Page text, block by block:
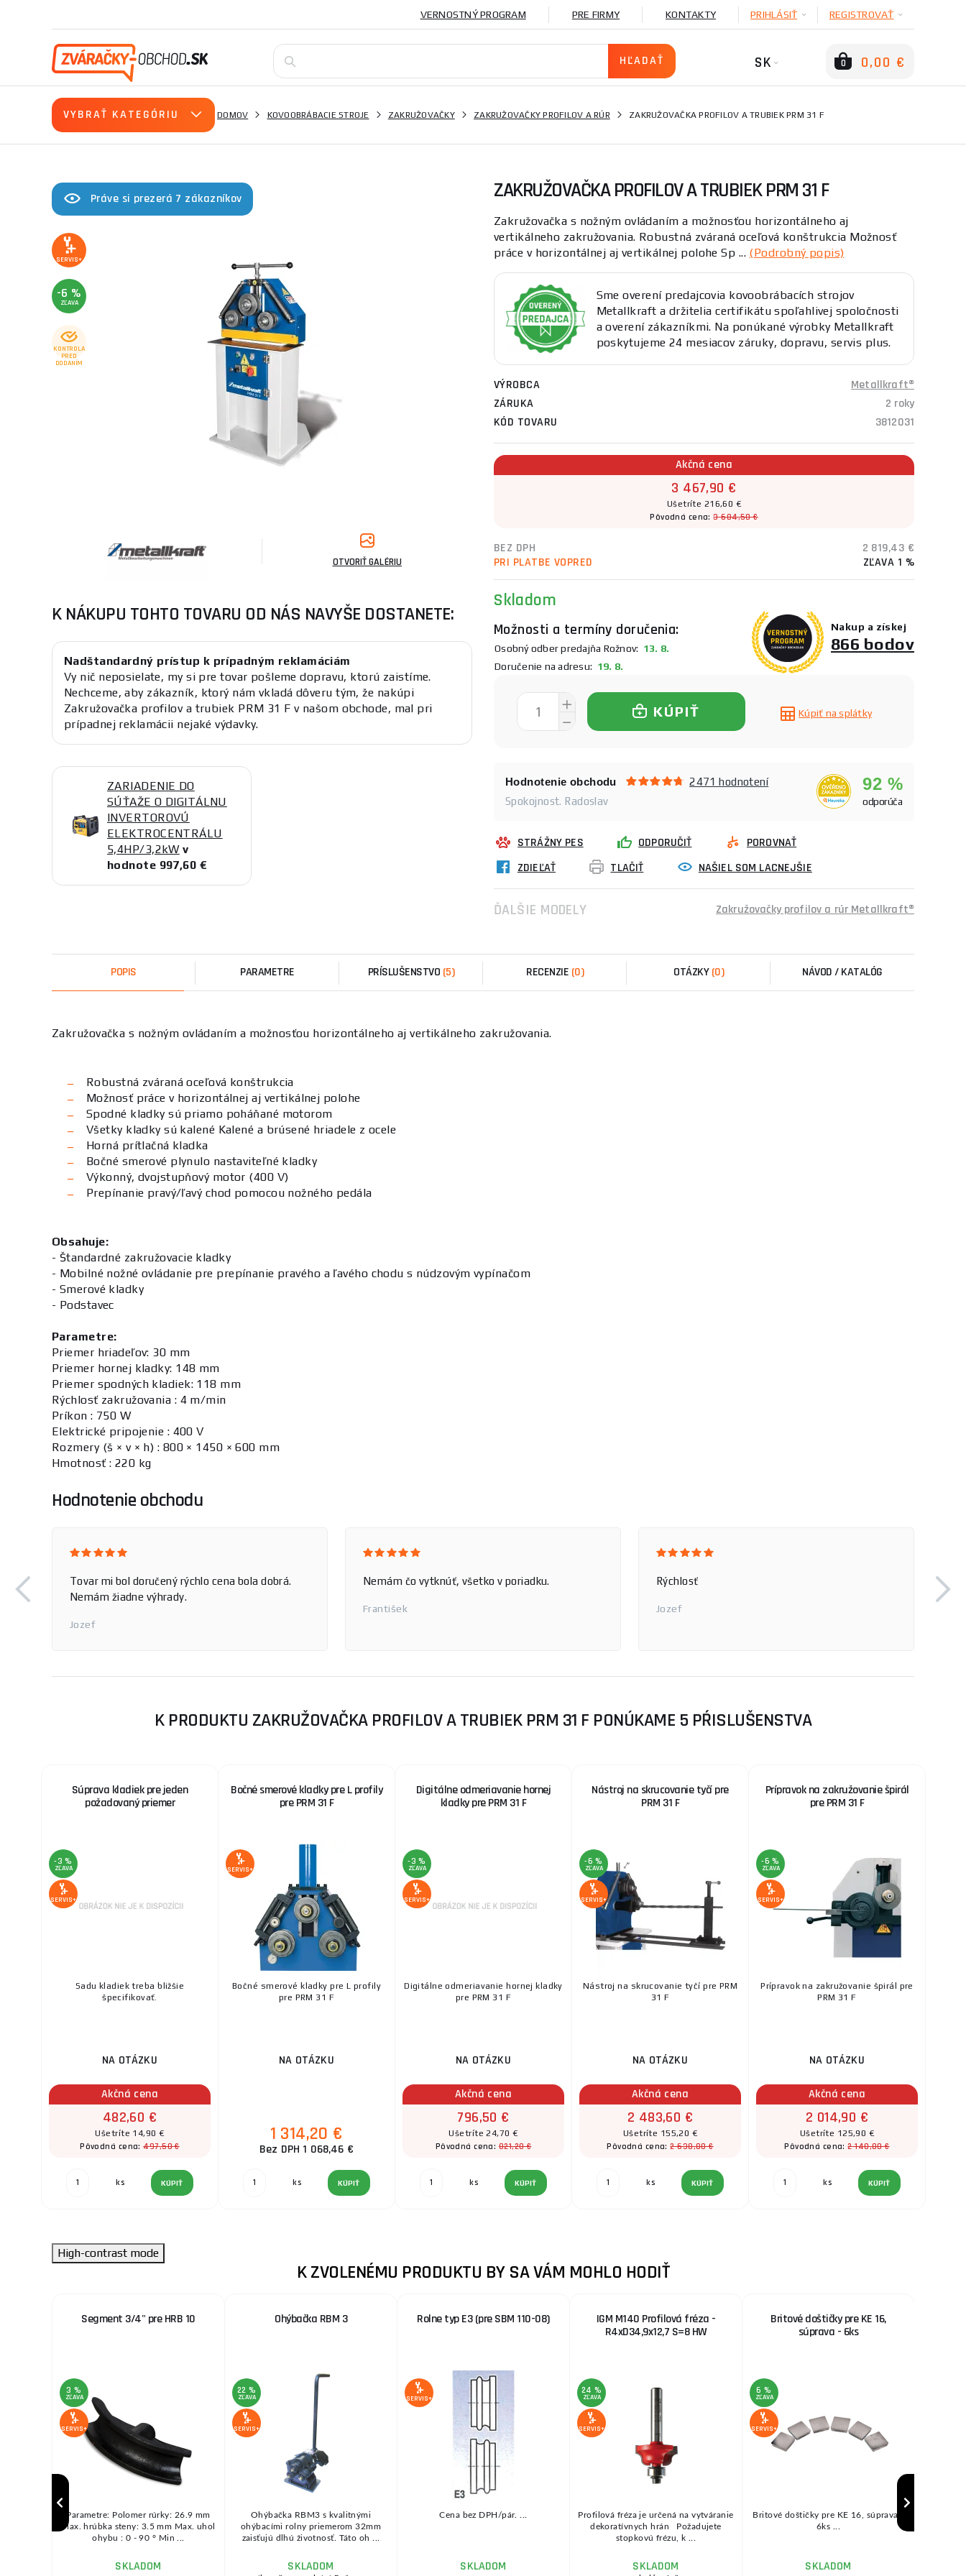
VERNOSTNÝ PROGRAM PRE FIRMY KONTAKTY PRIHLÁSIŤ REGISTROVAŤ
SK 0 0,00 €
VYBRAŤ KATEGÓRIU DOMOV KOVOOBRÁBACIE STROJE ZAKRUŽOVAČKY ZAKRUŽOVAČKY PROFILOV A RÚR ZAKRUŽOVAČKA PROFILOV A TRUBIEK PRM 31 F
Práve si prezerá 7 zákazníkov
SERVIS+
-6 %
ZĽAVA
KONTROLA
PRED
DODANÍM
OTVORIŤ GALÉRIU
K NÁKUPU TOHTO TOVARU OD NÁS NAVYŠE DOSTANETE:
Nadštandardný prístup k prípadným reklamáciám
Vy nič neposielate, my si pre tovar pošleme dopravu, ktorú zaistíme.
Nechceme, aby zákazník, ktorý nám vkladá dôveru tým, že nakúpi
Zakružovačka profilov a trubiek PRM 31 F v našom obchode, mal pri
prípadnej reklamácii nejaké výdavky.
ZARIADENIE DO
SÚŤAŽE O DIGITÁLNU
INVERTOROVÚ
ELEKTROCENTRÁLU
5,4HP/3,2kW v
hodnote 997,60 €
ZAKRUŽOVAČKA PROFILOV A TRUBIEK PRM 31 F
Zakružovačka s nožným ovládaním a možnosťou horizontálneho aj
vertikálneho zakružovania. Robustná zváraná oceľová konštrukcia Možnosť
práce v horizontálnej aj vertikálnej polohe Sp ... (Podrobný popis)
Sme overení predajcovia kovoobrábacích strojov
Metallkraft a držitelia certifikátu spoľahlivej spoločnosti
a overení zákazníkmi. Na ponúkané výrobky Metallkraft
poskytujeme 24 mesiacov záruky, dopravu, servis plus.
VÝROBCA
Metallkraft®
ZÁRUKA
2 roky
KÓD TOVARU
3812031
Akčná cena
3 467,90 €
Ušetríte 216,60 €
Pôvodná cena:3 684,50 €
BEZ DPH
2 819,43 €
PRI PLATBE VOPRED
ZĽAVA 1 %
Skladom
Možnosti a termíny doručenia:
Osobný odber predajňa Rožnov: 13. 8.
Doručenie na adresu: 19. 8.
Nakup a získej
866 bodov
KÚPIŤ Kúpiť na splátky
Hodnotenie obchodu
2471 hodnotení
Spokojnost. Radoslav
92 %
odporúča
STRÁŽNY PES ODPORUČIŤ
POROVNAŤ
ZDIEĽAŤ
TLAČIŤ NAŠIEL SOM LACNEJŠIE
ĎALŠIE MODELY Zakružovačky profilov a rúr Metallkraft®
POPIS PARAMETRE PRÍSLUŠENSTVO (5) RECENZIE (0) OTÁZKY (0) NÁVOD / KATALÓG
Zakružovačka s nožným ovládaním a možnosťou horizontálneho aj vertikálneho zakružovania.
Robustná zváraná oceľová konštrukcia
Možnosť práce v horizontálnej aj vertikálnej polohe
Spodné kladky sú priamo poháňané motorom
Všetky kladky sú kalené Kalené a brúsené hriadele z ocele
Horná prítlačná kladka
Bočné smerové plynulo nastaviteľné kladky
Výkonný, dvojstupňový motor (400 V)
Prepínanie pravý/ľavý chod pomocou nožného pedála
Obsahuje:
- Štandardné zakružovacie kladky
- Mobilné nožné ovládanie pre prepínanie pravého a ľavého chodu s núdzovým vypínačom
- Smerové kladky
- Podstavec
Parametre:
Priemer hriadeľov: 30 mm
Priemer hornej kladky: 148 mm
Priemer spodných kladiek: 118 mm
Rýchlosť zakružovania : 4 m/min
Príkon : 750 W
Elektrické pripojenie : 400 V
Rozmery (š × v × h) : 800 × 1450 × 600 mm
Hmotnosť : 220 kg
Hodnotenie obchodu
Tovar mi bol doručený rýchlo cena bola dobrá.
Nemám žiadne výhrady.
Jozef
Nemám čo vytknúť, všetko v poriadku.
František
Rýchlosť
Jozef
K PRODUKTU ZAKRUŽOVAČKA PROFILOV A TRUBIEK PRM 31 F PONÚKAME 5 PŔISLUŠENSTVA
Súprava kladiek pre jeden
požadovaný priemer
-3 %
ZĽAVA
SERVIS+
Sadu kladiek treba bližšie
špecifikovať.
NA OTÁZKU
Akčná cena
482,60 €
Ušetríte 14,90 €
Pôvodná cena:497,50 €
ks KÚPIŤ
Bočné smerové kladky pre L profily
pre PRM 31 F
SERVIS+
Bočné smerové kladky pre L profily
pre PRM 31 F
NA OTÁZKU
1 314,20 €
Bez DPH 1 068,46 €
ks KÚPIŤ
Digitálne odmeriavanie hornej
kladky pre PRM 31 F
-3 %
ZĽAVA
SERVIS+
Digitálne odmeriavanie hornej kladky
pre PRM 31 F
NA OTÁZKU
Akčná cena
796,50 €
Ušetríte 24,70 €
Pôvodná cena:821,20 €
ks KÚPIŤ
Nástroj na skrucovanie tyčí pre
PRM 31 F
-6 %
ZĽAVA
SERVIS+
Nástroj na skrucovanie tyčí pre PRM
31 F
NA OTÁZKU
Akčná cena
2 483,60 €
Ušetríte 155,20 €
Pôvodná cena:2 638,80 €
ks KÚPIŤ
Prípravok na zakružovanie špirál
pre PRM 31 F
-6 %
ZĽAVA
SERVIS+
Prípravok na zakružovanie špirál pre
PRM 31 F
NA OTÁZKU
Akčná cena
2 014,90 €
Ušetríte 125,90 €
Pôvodná cena:2 140,80 €
ks KÚPIŤ
High-contrast mode
K ZVOLENÉMU PRODUKTU BY SA VÁM MOHLO HODIŤ
Segment 3/4" pre HRB 10
3 %
ZĽAVA
SERVIS+
Parametre: Polomer rúrky: 26.9 mm
Max. hrúbka steny: 3.5 mm Max. uhol
ohybu : 0 - 90 ° Min ...
SKLADOM
Ohýbačka RBM 3
22 %
ZĽAVA
SERVIS+
Ohýbačka RBM3 s kvalitnými
ohýbacími rolny priemerom 32mm
zaisťujú dlhú životnosť. Táto oh ...
SKLADOM
Rolne typ E3 (pre SBM 110-08)
SERVIS+
Cena bez DPH/pár. ...
SKLADOM
IGM M140 Profilová fréza -
R4xD34,9x12,7 S=8 HW
24 %
ZĽAVA
SERVIS+
Profilová fréza je určená na vytváranie
dekoratívnych hrán Požadujete
stopkovú frézu, k ...
SKLADOM
Britové doštičky pre KE 16,
súprava - 6ks
6 %
ZĽAVA
SERVIS+
Britové doštičky pre KE 16, súprava -
6ks ...
SKLADOM